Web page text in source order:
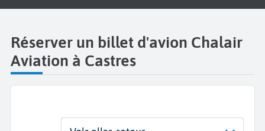
Réserver un billet d'avion Chalair
Aviation à Castres